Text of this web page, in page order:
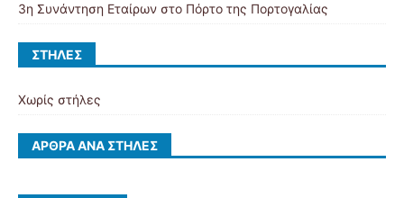
3η Συνάντηση Εταίρων στο Πόρτο της Πορτογαλίας
ΣΤΉΛΕΣ
Χωρίς στήλες
ΆΡΘΡΑ ΑΝΆ ΣΤΉΛΕΣ